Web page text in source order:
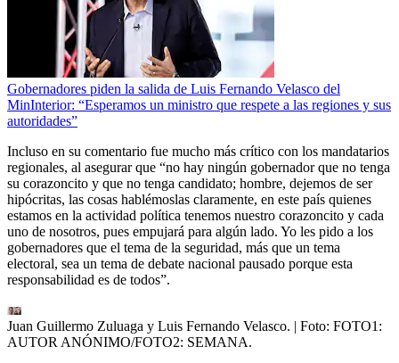
Gobernadores piden la salida de Luis Fernando Velasco del
MinInterior: “Esperamos un ministro que respete a las regiones y sus
autoridades”
Incluso en su comentario fue mucho más crítico con los mandatarios
regionales, al asegurar que “no hay ningún gobernador que no tenga
su corazoncito y que no tenga candidato; hombre, dejemos de ser
hipócritas, las cosas hablémoslas claramente, en este país quienes
estamos en la actividad política tenemos nuestro corazoncito y cada
uno de nosotros, pues empujará para algún lado. Yo les pido a los
gobernadores que el tema de la seguridad, más que un tema
electoral, sea un tema de debate nacional pausado porque esta
responsabilidad es de todos”.
Juan Guillermo Zuluaga y Luis Fernando Velasco. | Foto: FOTO1:
AUTOR ANÓNIMO/FOTO2: SEMANA.